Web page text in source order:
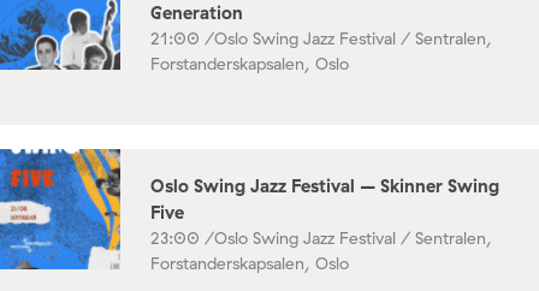
Generation
21:00 /Oslo Swing Jazz Festival / Sentralen,
Forstanderskapsalen, Oslo
Oslo Swing Jazz Festival – Skinner Swing
Five
23:00 /Oslo Swing Jazz Festival / Sentralen,
Forstanderskapsalen, Oslo